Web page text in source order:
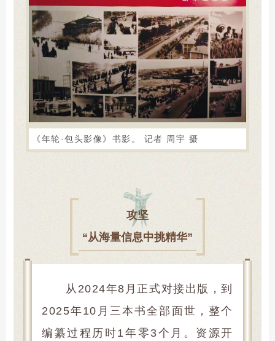
《年轮·包头影像》书影。 记者 周宇 摄
攻坚
“从海量信息中挑精华”
从2024年8月正式对接出版，到
2025年10月三本书全部面世，整个
编纂过程历时1年零3个月。资源开